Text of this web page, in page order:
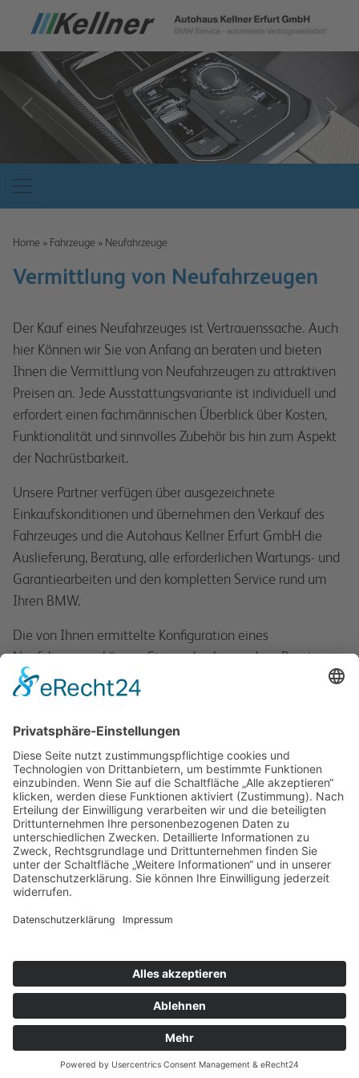
zurück
Home » Fahrzeuge » Neufahrzeuge
Vermittlung von Neufahrzeugen
Der Kauf eines Neufahrzeuges ist Vertrauenssache. Auch
hier Können wir Sie von Anfang an beraten und bieten
Ihnen die Vermittlung von Neufahrzeugen zu attraktiven
Preisen an. Jede Ausstattungsvariante ist individuell und
erfordert einen fachmännischen Überblick über Kosten,
Funktionalität und sinnvolles Zubehör bis hin zum Aspekt
der Nachrüstbarkeit.
Unsere Partner verfügen über ausgezeichnete
Einkaufskonditionen und übernehmen den Verkauf des
Fahrzeuges und die Autohaus Kellner Erfurt GmbH die
Auslieferung, Beratung, alle erforderlichen Wartungs- und
Garantiearbeiten und den kompletten Service rund um
Ihren BMW.
Die von Ihnen ermittelte Konfiguration eines
Neufahrzeuges können Sie ausdrucken und zur Beratung
mitbringen. Gemeinsam optimieren wir dann für Sie die
Fahrzeugausstattung.
Nutzen Sie die langjährigen Erfahrungen unserer
Verkaufsberater, um die für Sie günstigsten
Finanzierungsangebote oder die für Sie kostengünstigste
Lösung zum Kauf eines Neufahrzeuges zu finden. Wenden
Sie sich dazu an unseren Leiter Verkauf.
Nutzen Sie für Ihre Vorauswahl den BMW-
Datenschutzerklärung/AGB
© 2026 Autohaus Kellner Erfurt GmbH